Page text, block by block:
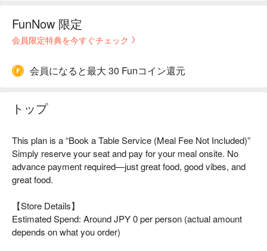
FunNow 限定
会員限定特典を今すぐチェック
会員になると最大 30 Funコイン還元
トップ
This plan is a “Book a Table Service (Meal Fee Not Included)”
Simply reserve your seat and pay for your meal onsite. No
advance payment required—just great food, good vibes, and
great food.
【Store Details】
Estimated Spend: Around JPY 0 per person (actual amount
depends on what you order)